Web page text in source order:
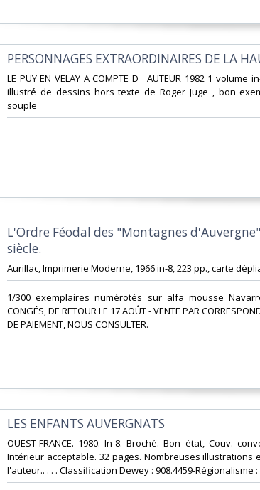
‎PERSONNAGES EXTRAORDINAIRES DE LA
‎LE PUY EN VELAY A COMPTE D ' AUTEUR 1982 1
illustré de dessins hors texte de Roger Juge , bon
souple ‎
‎L'Ordre Féodal des "Montagnes
siècle.‎
‎Aurillac, Imprimerie Moderne, 1966 in-8, 223 pp., carte
‎1/300 exemplaires numérotés sur alfa mousse
CONGÉS, DE RETOUR LE 17 AOÛT - VENTE PAR
DE PAIEMENT, NOUS CONSULTER.‎
‎LES ENFANTS AUVERGNATS‎
‎OUEST-FRANCE. 1980. In-8. Broché. Bon état, Couv.
Intérieur acceptable. 32 pages. Nombreuses illustrations
l'auteur.. . . . Classification Dewey : 908.4459-Régionalisme